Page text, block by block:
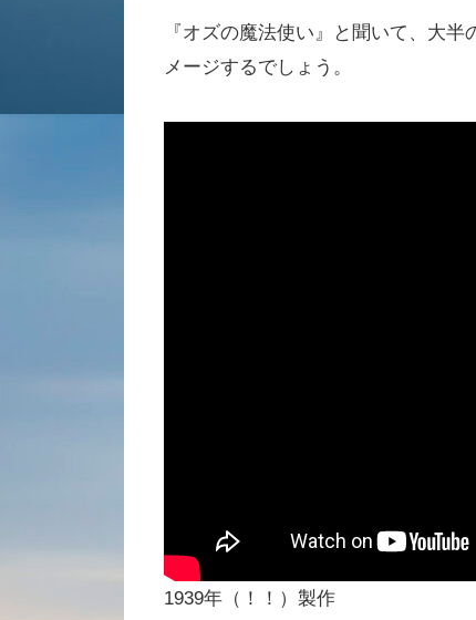
『オズの魔法使い』と聞いて、大
メージするでしょう。
1939年（！！）製作